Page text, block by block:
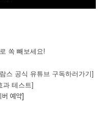
쏙 빼보세요!
스 공식 유튜브 구독하러가기]
과 테스트]
버 예약]